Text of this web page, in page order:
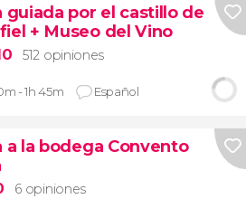
guiada por el castillo de
+ Museo del Vino
512 opiniones
- 1h 45m Español
a la bodega Convento
6 opiniones